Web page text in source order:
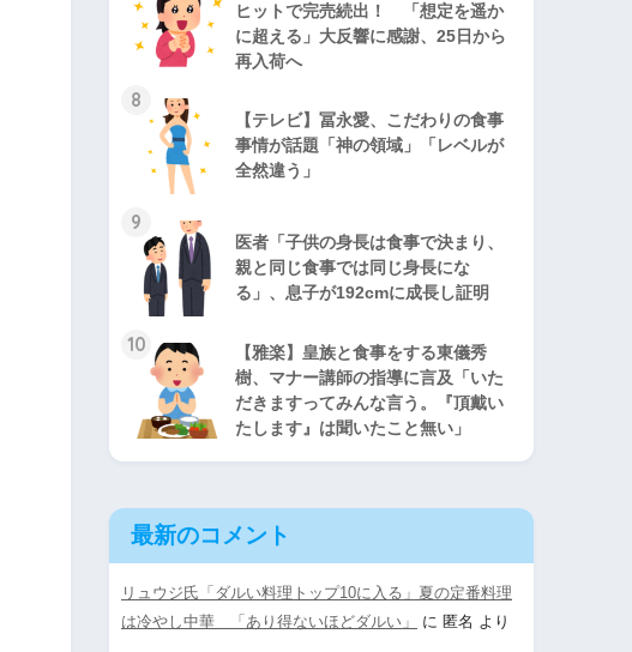
ヒットで完売続出！ 「想定を遥か
に超える」大反響に感謝、25日から
再入荷へ
8
【テレビ】冨永愛、こだわりの食事
事情が話題「神の領域」「レベルが
全然違う」
9
医者「子供の身長は食事で決まり、
親と同じ食事では同じ身長にな
る」、息子が192cmに成長し証明
10
【雅楽】皇族と食事をする東儀秀
樹、マナー講師の指導に言及「いた
だきますってみんな言う。『頂戴い
たします』は聞いたこと無い」
最新のコメント
リュウジ氏「ダルい料理トップ10に入る」夏の定番料理
は冷やし中華 「あり得ないほどダルい」
に 匿名 より